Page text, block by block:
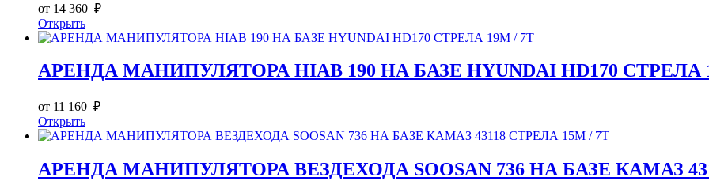
от 14 360 ₽
Открыть
АРЕНДА МАНИПУЛЯТОРА HIAB 190 НА БАЗЕ HYUNDAI HD170 СТРЕЛА
от 11 160 ₽
Открыть
АРЕНДА МАНИПУЛЯТОРА ВЕЗДЕХОДА SOOSAN 736 НА БАЗЕ КАМАЗ